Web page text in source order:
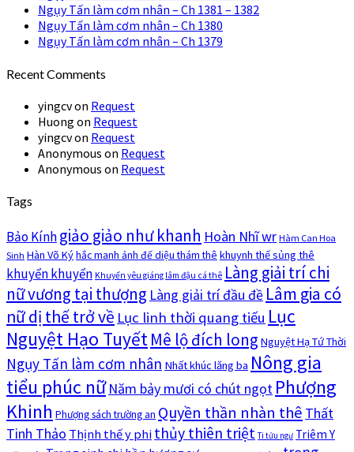
Ngụy Tấn làm cơm nhân – Ch 1381 – 1382
Ngụy Tấn làm cơm nhân – Ch 1380
Ngụy Tấn làm cơm nhân – Ch 1379
Recent Comments
yingcvon Request
Huong on Request
yingcvon Request
Anonymous on Request
Anonymous on Request
Tags
Bảo Kínhgiảo giảo như khanh Hoàn Nhĩ wr Hàm Can Hoa
Sinh Hàn Võ Kýhắc manh ảnh đế diệu thám thê khuynh thế sủng thê
khuyển khuyển Khuyển yêu giáng lâm đậu cá thê Làng giải trí chi
nữ vương tại thượng Làng giải trí đầu đề Lâm gia có
nữ dị thế trở về Lục linh thời quang tiếu Lục
Nguyệt Hạo TuyếtMê lộ đích long Nguyệt Hạ Tứ Thời
Ngụy Tấn làm cơm nhân Nhất khúc lăng ba Nông gia
tiểu phúc nữ Năm bảy mươi có chút ngọt Phượng
Khinh Phượng sách trường an Quyền thần nhàn thê Thất
Tinh Thảo Thịnh thế y phi thủy thiên triệt Ti tửu ngư Triêm Y